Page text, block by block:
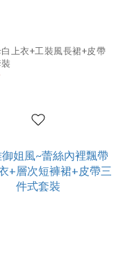
上衣+工裝風長裙+皮帶